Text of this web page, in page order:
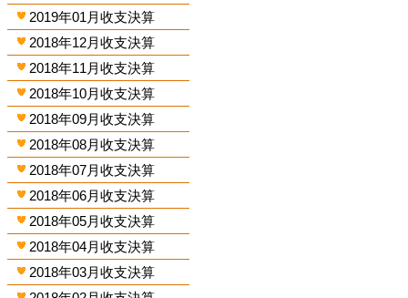
2019年01月收支決算
2018年12月收支決算
2018年11月收支決算
2018年10月收支決算
2018年09月收支決算
2018年08月收支決算
2018年07月收支決算
2018年06月收支決算
2018年05月收支決算
2018年04月收支決算
2018年03月收支決算